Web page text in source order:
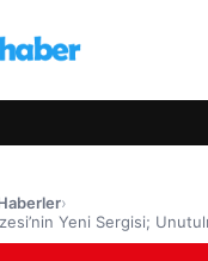
›
Yeni Sergisi;